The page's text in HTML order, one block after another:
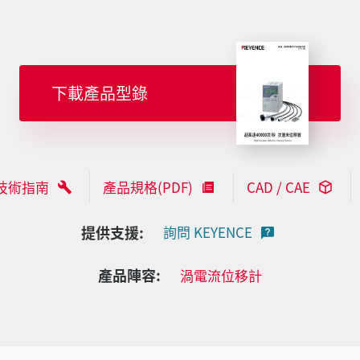
下載產品型錄
術指南 產品規格(PDF) CAD / CAE
提供支援: 詢問 KEYENCE
產品陣容: 渦電流位移計